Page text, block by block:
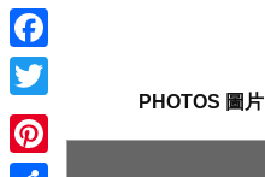
Facebook
Twitter
Pinterest
PHOTOS 圖片